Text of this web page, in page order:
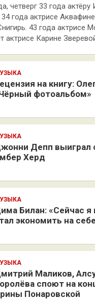
четверг 33 года актёру
года актрисе
43 года актрисе
актрисе Карине
на книгу:
фотоальбом»
Депп выиграл
Херд
Билан: «Сейчас я
экономить на
Маликов,
споют на
Понаровской